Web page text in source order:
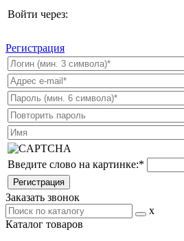
Войти через:
Регистрация
Введите слово на картинке:*
Заказать звонок
x
Каталог товаров